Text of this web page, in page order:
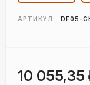
АРТИКУЛ: DF05-
10 055,35